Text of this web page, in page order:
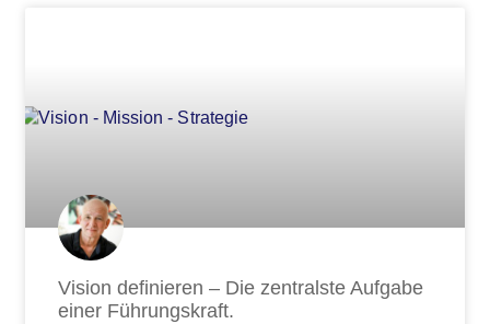
Vision definieren – Die zentralste Aufgabe
einer Führungskraft.